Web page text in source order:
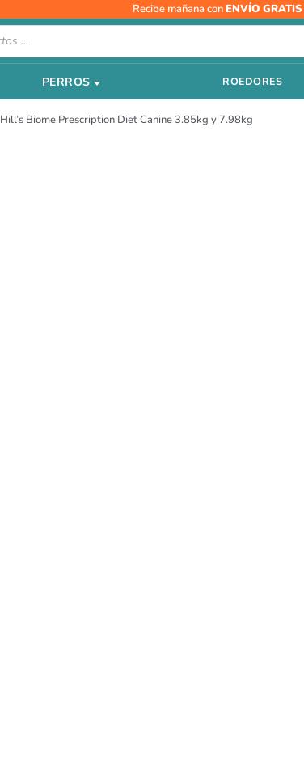
Recibe mañana conENVÍO GRATIS
PERROS ROEDORES
Hill’s Biome Prescription Diet Canine 3.85kg y 7.98kg